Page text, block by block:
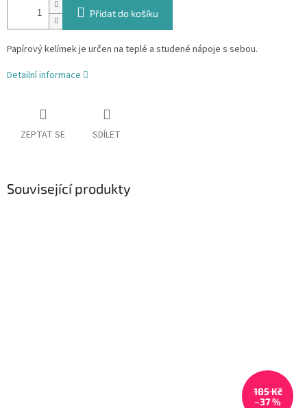
Přidat do košíku
Papírový kelímek je určen na teplé a studené nápoje s sebou.
Detailní informace
ZEPTAT SE SDÍLET
Související produkty
185 Kč
–37 %